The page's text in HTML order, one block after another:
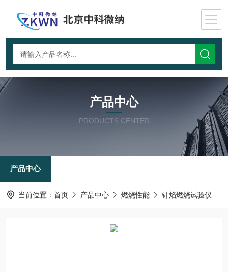
产品中心
PRODUCTS CENTER
产品中心
当前位置： 首页 产品中心 燃烧性能 针焰燃烧试验仪